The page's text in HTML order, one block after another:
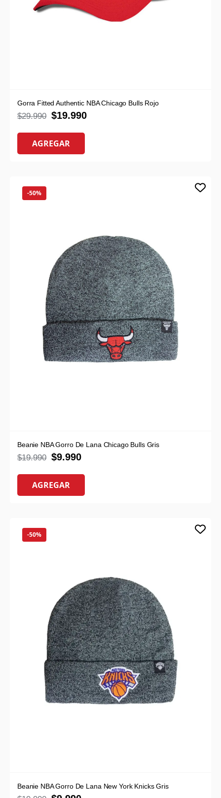
Gorra Fitted Authentic NBA Chicago Bulls Rojo
$29.990 $19.990
AGREGAR
-50%
Beanie NBA Gorro De Lana Chicago Bulls Gris
$19.990 $9.990
AGREGAR
-50%
Beanie NBA Gorro De Lana New York Knicks Gris